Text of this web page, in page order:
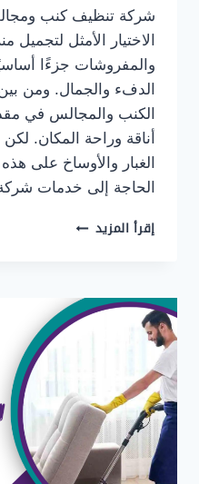
شركة تنظيف كنب
الاختيار الأمثل لتجميل
والمفروشات جزءًا
الدفء والجمال. ومن
الكنب والمجالس في
أناقة وراحة المكان.
الغبار والأوساخ على
الحاجة إلى خدمات
إقرأ المزيد شركة
بخميس
مشيط
0500655982
وتعقيم
بالبخار